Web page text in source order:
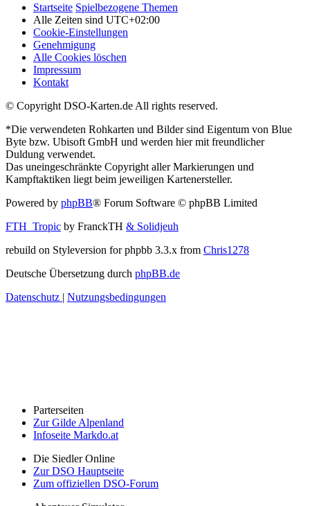
Startseite Spielbezogene Themen
Alle Zeiten sind UTC+02:00
Cookie-Einstellungen
Genehmigung
Alle Cookies löschen
Impressum
Kontakt
© Copyright DSO-Karten.de All rights reserved.
*Die verwendeten Rohkarten und Bilder sind Eigentum von Blue
Byte bzw. Ubisoft GmbH und werden hier mit freundlicher
Duldung verwendet.
Das uneingeschränkte Copyright aller Markierungen und
Kampftaktiken liegt beim jeweiligen Kartenersteller.
Powered by phpBB® Forum Software © phpBB Limited
FTH_Tropic by FranckTH & Solidjeuh
rebuild on Styleversion for phpbb 3.3.x from Chris1278
Deutsche Übersetzung durch phpBB.de
Datenschutz | Nutzungsbedingungen
Parterseiten
Zur Gilde Alpenland
Infoseite Markdo.at
Die Siedler Online
Zur DSO Hauptseite
Zum offiziellen DSO-Forum